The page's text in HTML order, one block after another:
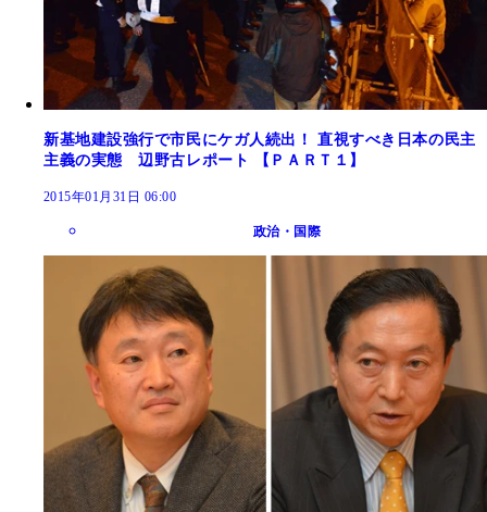
新基地建設強行で市民にケガ人続出！ 直視すべき日本の民主
主義の実態 辺野古レポート 【ＰＡＲＴ１】
2015年01月31日 06:00
政治・国際